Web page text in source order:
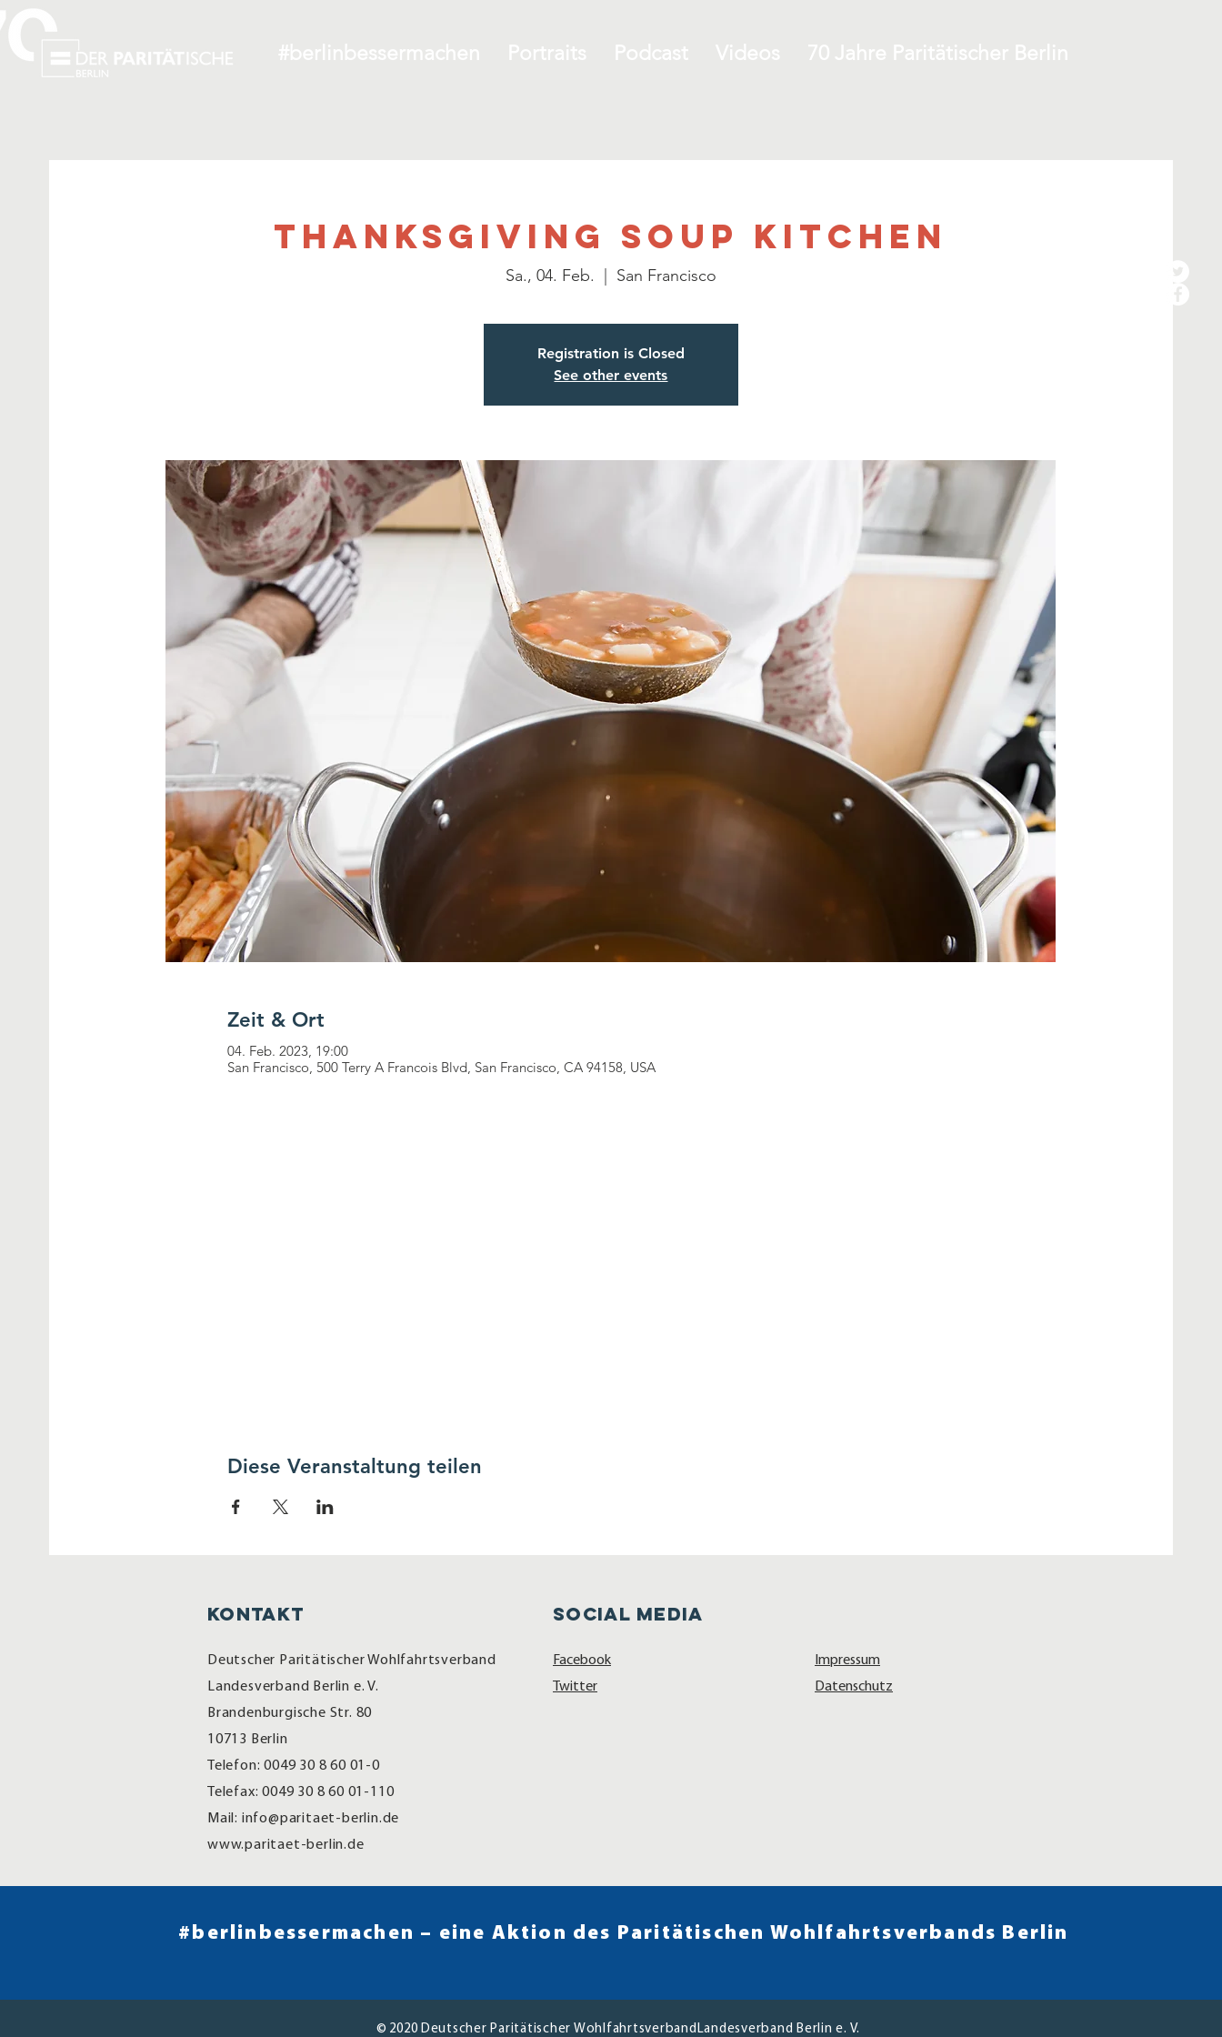
Thanksgiving Soup Kitchen
Sa., 04. Feb. San Francisco
Registration is Closed
See other events
Zeit & Ort
04. Feb. 2023, 19:00
San Francisco, 500 Terry A Francois Blvd, San Francisco, CA 94158, USA
Diese Veranstaltung teilen
Kontakt social media
Deutscher Paritätischer Wohlfahrtsverband
Landesverband Berlin e. V.
Brandenburgische Str. 80
10713 Berlin
Telefon: 0049 30 8 60 01-0
Telefax: 0049 30 8 60 01-110
Mail: info@paritaet-berlin.de
www.paritaet-berlin.de
Facebook
Twitter
Impressum
Datenschutz
#berlinbessermachen – eine Aktion des Paritätischen Wohlfahrtsverbands Berlin
© 2020 Deutscher Paritätischer WohlfahrtsverbandLandesverband Berlin e. V.